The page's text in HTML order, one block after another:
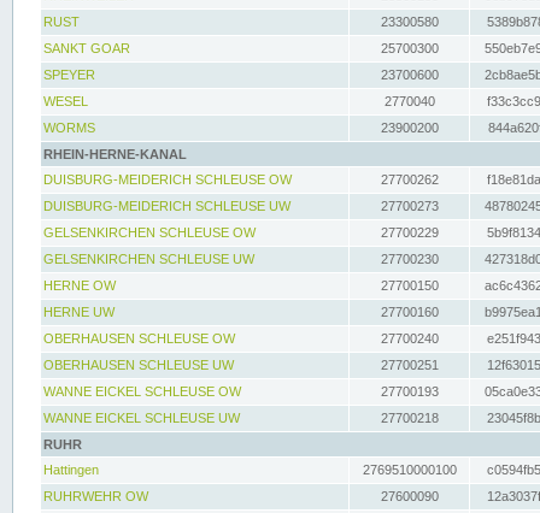
RUST
23300580
SANKT GOAR
25700300
SPEYER
23700600
WESEL
2770040
WORMS
23900200
RHEIN-HERNE-KANAL
DUISBURG-MEIDERICH SCHLEUSE OW
27700262
DUISBURG-MEIDERICH SCHLEUSE UW
27700273
GELSENKIRCHEN SCHLEUSE OW
27700229
GELSENKIRCHEN SCHLEUSE UW
27700230
HERNE OW
27700150
HERNE UW
27700160
OBERHAUSEN SCHLEUSE OW
27700240
OBERHAUSEN SCHLEUSE UW
27700251
WANNE EICKEL SCHLEUSE OW
27700193
WANNE EICKEL SCHLEUSE UW
27700218
RUHR
Hattingen
2769510000100
RUHRWEHR OW
27600090